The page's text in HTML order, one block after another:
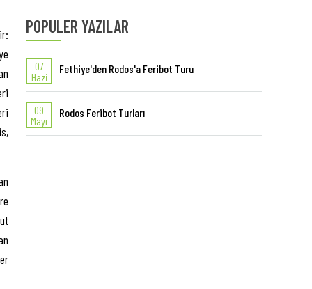
POPULER YAZILAR
07
Hazi
Fethiye'den Rodos'a Feribot Turu
09
Mayı
Rodos Feribot Turları